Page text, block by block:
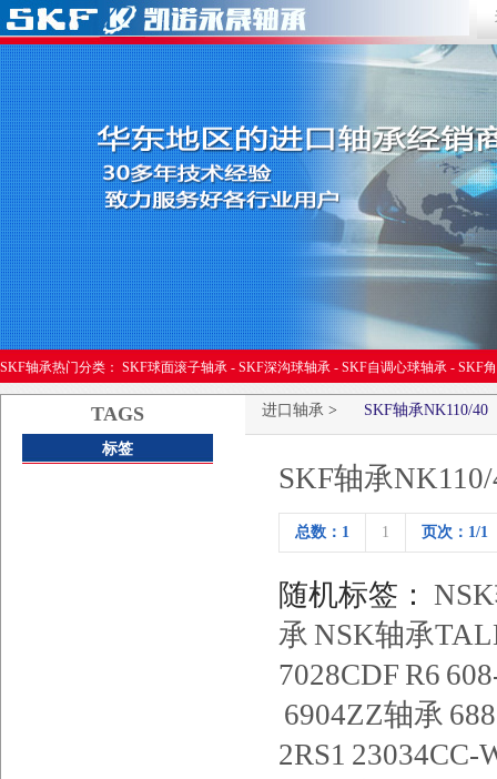
进口轴承
SKF轴承热门分类： SKF球面滚子轴承 - SKF深沟球轴承 - SKF自调心球轴承 - SKF
TAGS
标签
进口轴承 > SKF轴承NK110/40
SKF轴承
总数：1 1 页次：1/1
随机标签：
承 NSK轴承
7028CDF R6
6904ZZ轴承
2RS1 23034CC-